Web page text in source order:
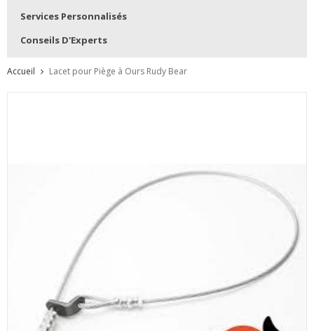
Services Personnalisés
Conseils D'Experts
Accueil Lacet pour Piège à Ours Rudy Bear